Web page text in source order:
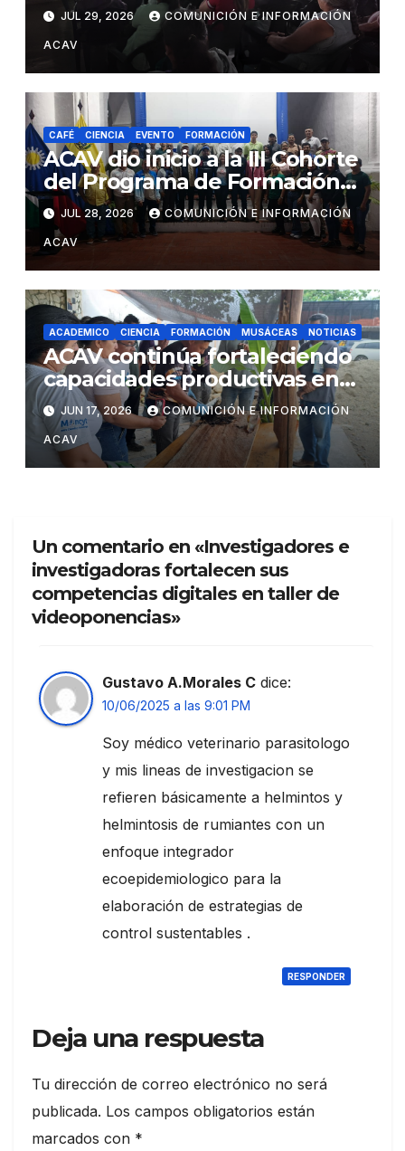
cacao a productores del
estado Barinas
JUL 29, 2026 COMUNICIÓN E INFORMACIÓN
ACAV
CAFÉ CIENCIA EVENTO FORMACIÓN
ACAV dio inicio a la III Cohorte
del Programa de Formación
en Producción y Manejo de
Sistemas Sustentables de
Café
JUL 28, 2026 COMUNICIÓN E INFORMACIÓN
ACAV
ACADEMICO CIENCIA FORMACIÓN MUSÁCEAS NOTICIAS
ACAV continúa fortaleciendo
capacidades productivas en
los territorios mediante
formación en propagación y
sanidad vegetal de musáceas
JUN 17, 2026 COMUNICIÓN E INFORMACIÓN
ACAV
Un comentario en «Investigadores e
investigadoras fortalecen sus
competencias digitales en taller de
videoponencias»
Gustavo A.Morales C dice:
10/06/2025 a las 9:01 PM
Soy médico veterinario parasitologo
y mis lineas de investigacion se
refieren básicamente a helmintos y
helmintosis de rumiantes con un
enfoque integrador
ecoepidemiologico para la
elaboración de estrategias de
control sustentables .
RESPONDER
Deja una respuesta
Tu dirección de correo electrónico no será
publicada. Los campos obligatorios están
marcados con *